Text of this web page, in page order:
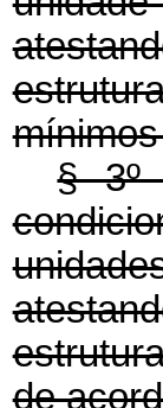
§
de